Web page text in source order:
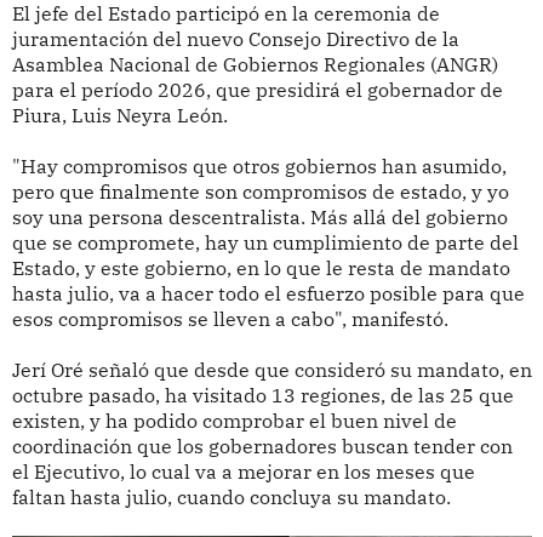
El jefe del Estado participó en la ceremonia de
juramentación del nuevo Consejo Directivo de la
Asamblea Nacional de Gobiernos Regionales (ANGR)
para el período 2026, que presidirá el gobernador de
Piura, Luis Neyra León.
"Hay compromisos que otros gobiernos han asumido,
pero que finalmente son compromisos de estado, y yo
soy una persona descentralista. Más allá del gobierno
que se compromete, hay un cumplimiento de parte del
Estado, y este gobierno, en lo que le resta de mandato
hasta julio, va a hacer todo el esfuerzo posible para que
esos compromisos se lleven a cabo", manifestó.
Jerí Oré señaló que desde que consideró su mandato, en
octubre pasado, ha visitado 13 regiones, de las 25 que
existen, y ha podido comprobar el buen nivel de
coordinación que los gobernadores buscan tender con
el Ejecutivo, lo cual va a mejorar en los meses que
faltan hasta julio, cuando concluya su mandato.